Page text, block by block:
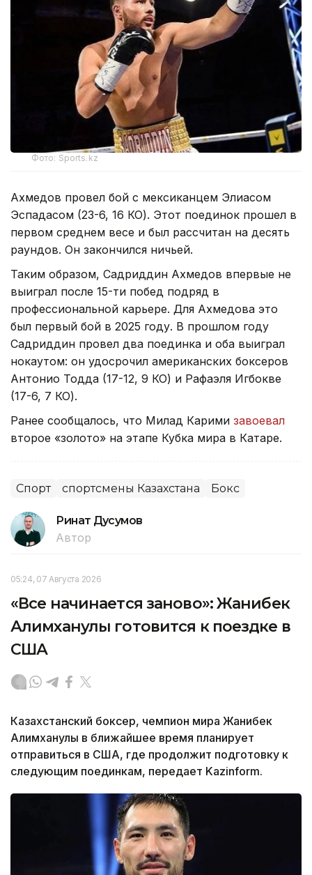
Фото: Sports.kz
Ахмедов провел бой с мексиканцем Элиасом
Эспадасом (23-6, 16 КО). Этот поединок прошел в
первом среднем весе и был рассчитан на десять
раундов. Он закончился ничьей.
Таким образом, Садриддин Ахмедов впервые не
выиграл после 15-ти побед подряд в
профессиональной карьере. Для Ахмедова это
был первый бой в 2025 году. В прошлом году
Садриддин провел два поединка и оба выиграл
нокаутом: он удосрочил американских боксеров
Антонио Тодда (17-12, 9 КО) и Рафаэля Игбокве
(17-6, 7 КО).
Ранее сообщалось, что Милад Карими завоевал
второе «золото» на этапе Кубка мира в Катаре.
Спорт спортсмены Казахстана Бокс
Ринат Дусумов
Автор
05:24, 07 Августа 2026
«Все начинается заново»: Жанибек
Алимханулы готовится к поездке в
США
Казахстанский боксер, чемпион мира Жанибек
Алимханулы в ближайшее время планирует
отправиться в США, где продолжит подготовку к
следующим поединкам, передает Kazinform.